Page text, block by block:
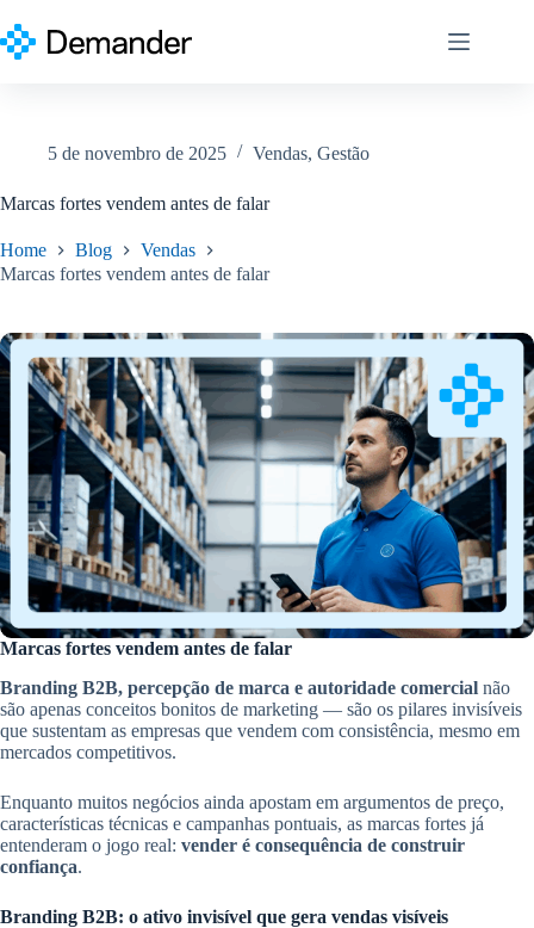
para
o
5 de novembro de 2025 Vendas, Gestão
Marcas fortes vendem antes de falar
Home Blog
Vendas
Marcas fortes vendem antes de falar
Marcas fortes vendem antes de falar
Branding B2B, percepção de marca e autoridade comercial não
são apenas conceitos bonitos de marketing — são os pilares invisíveis
que sustentam as empresas que vendem com consistência, mesmo em
mercados competitivos.
Enquanto muitos negócios ainda apostam em argumentos de preço,
características técnicas e campanhas pontuais, as marcas fortes já
entenderam o jogo real: vender é consequência de construir
confiança.
Branding B2B: o ativo invisível que gera vendas visíveis